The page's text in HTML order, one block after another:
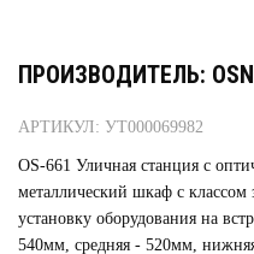
ПРОИЗВОДИТЕЛЬ:
АРТИКУЛ: УТ000069982
OS-661 Уличная станция с
металлический шкаф с
установку оборудования на
540мм, средняя - 520мм,